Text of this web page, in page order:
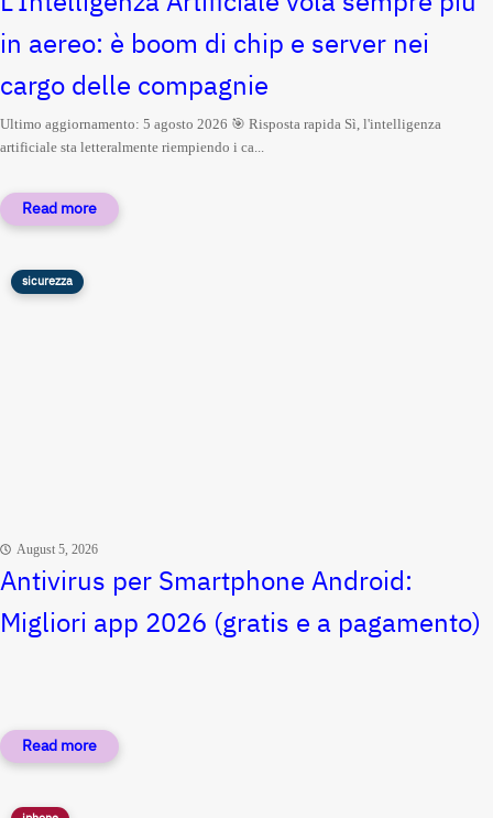
in aereo: è boom di chip e server nei
cargo delle compagnie
Ultimo aggiornamento: 5 agosto 2026 🎯 Risposta rapida Sì, l'intelligenza
artificiale sta letteralmente riempiendo i ca...
sicurezza
August 5, 2026
Antivirus per Smartphone Android:
Migliori app 2026 (gratis e a pagamento)